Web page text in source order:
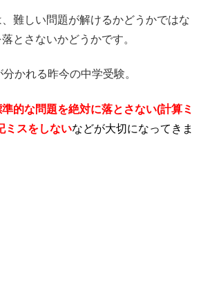
難しい問題が解けるかどうかではな
とさないかどうかです。
かれる昨今の中学受験。
的な問題を絶対に落とさない(計算ミ
ミスをしないなどが大切になってきま